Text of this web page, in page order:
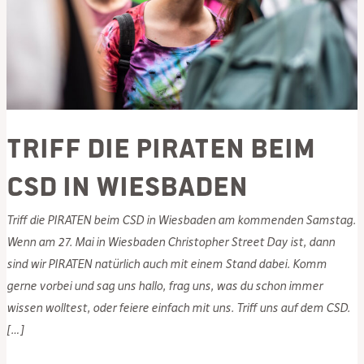
Triff die PIRATEN beim
CSD in Wiesbaden
Triff die PIRATEN beim CSD in Wiesbaden am kommenden Samstag.
Wenn am 27. Mai in Wiesbaden Christopher Street Day ist, dann
sind wir PIRATEN natürlich auch mit einem Stand dabei. Komm
gerne vorbei und sag uns hallo, frag uns, was du schon immer
wissen wolltest, oder feiere einfach mit uns. Triff uns auf dem CSD.
[…]